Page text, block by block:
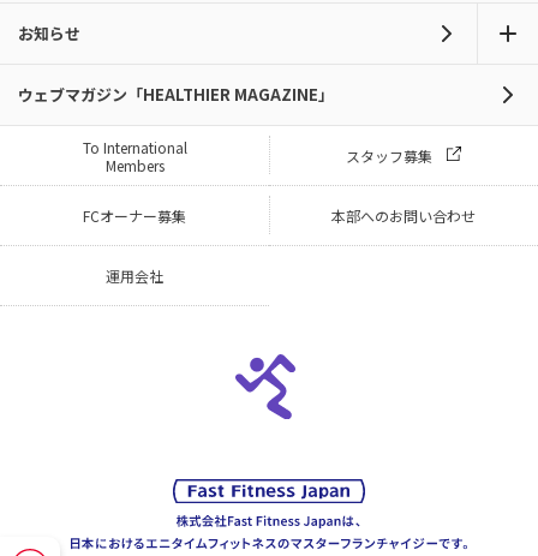
お知らせ
ウェブマガジン「HEALTHIER MAGAZINE」
To International
Members
スタッフ募集
FCオーナー募集 本部へのお問い合わせ
運用会社